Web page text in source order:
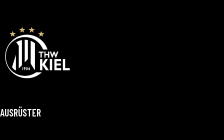
AUSRÜSTER